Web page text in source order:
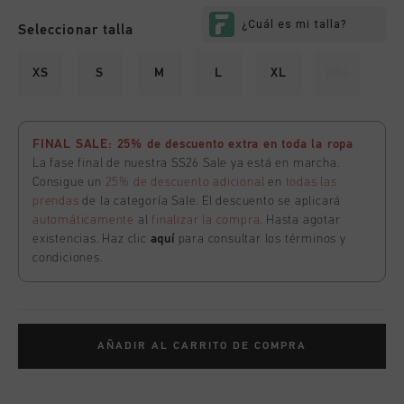
Seleccionar talla
XS S M L XL
FINAL SALE: 25% de descuento extra en toda la ropa
La fase final de nuestra SS26 Sale ya está en marcha.
Consigue un 25% de descuento adicional en todas las
prendas de la categoría Sale. El descuento se aplicará
automáticamente al finalizar la compra. Hasta agotar
existencias. Haz clic aquí para consultar los términos y
condiciones.
AÑADIR AL CARRITO DE COMPRA